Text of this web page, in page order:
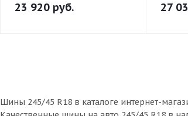
23 920 руб. 27
Шины 245/45 R18 в каталоге интернет-